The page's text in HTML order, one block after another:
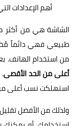
أهم الإعدادات
الشاشة هي من أكثر
طبيعي فهي دائماً
من استخدام الهاتف.
أعلى من الحد الأقصى.
استهلكت نسب أعلى
ولذلك من الأفضل